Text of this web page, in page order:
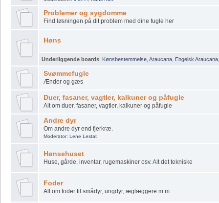
Problemer og sygdomme
Find løsningen på dit problem med dine fugle her
Høns
Underliggende boards: Kønsbestemmelse Araucana Engelsk Araucana
Svømmefugle
Ænder og gæs
Duer, fasaner, vagtler, kalkuner og påfugle
Alt om duer, fasaner, vagtler, kalkuner og påfugle
Andre dyr
Om andre dyr end fjerkræ.
Moderator: Lene Lestat
Hønsehuset
Huse, gårde, inventar, rugemaskiner osv. Alt det tekniske
Foder
Alt om foder til smådyr, ungdyr, æglæggere m.m